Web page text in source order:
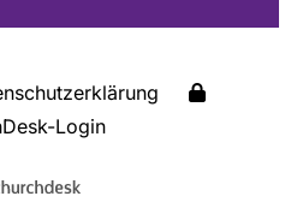
Login